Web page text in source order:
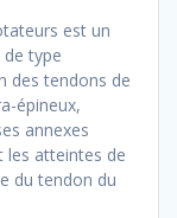
est un
type
des tendons de
épineux,
annexes
les atteintes de
du tendon du